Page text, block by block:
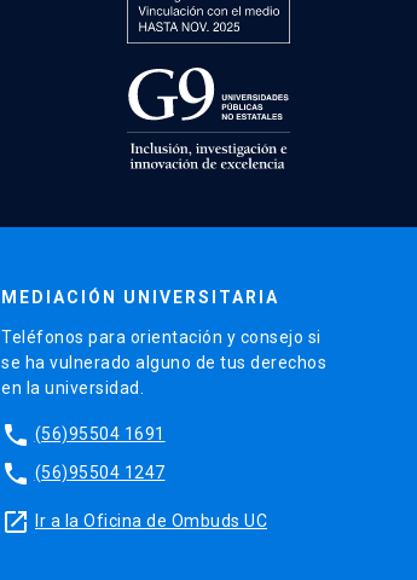
MEDIACIÓN UNIVERSITARIA
Teléfonos para orientación y consejo si
se ha vulnerado alguno de tus derechos
en la universidad.
phone (56)95504 1691
phone (56)95504 1247
launch Ir a la Oficina de Ombuds UC